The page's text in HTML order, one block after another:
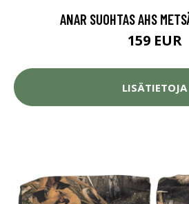
ANAR SUOHTAS AHS
159 EUR
LISÄTIETOJA